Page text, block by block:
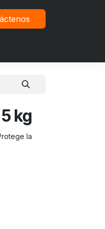
kg
la